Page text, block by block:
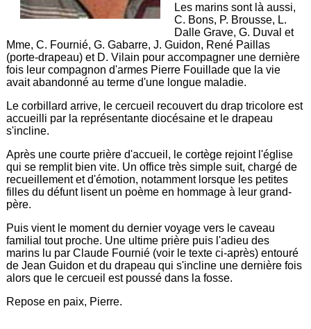
Les marins sont là aussi,
C. Bons, P. Brousse, L.
Dalle Grave, G. Duval et
Mme, C. Fournié, G. Gabarre, J. Guidon, René Paillas
(porte-drapeau) et D. Vilain pour accompagner une dernière
fois leur compagnon d'armes Pierre Fouillade que la vie
avait abandonné au terme d'une longue maladie.
Le corbillard arrive, le cercueil recouvert du drap tricolore est
accueilli par la représentante diocésaine et le drapeau
s'incline.
Après une courte prière d'accueil, le cortège rejoint l'église
qui se remplit bien vite. Un office très simple suit, chargé de
recueillement et d'émotion, notamment lorsque les petites
filles du défunt lisent un poème en hommage à leur grand-
père.
Puis vient le moment du dernier voyage vers le caveau
familial tout proche. Une ultime prière puis l'adieu des
marins lu par Claude Fournié (voir le texte ci-après) entouré
de Jean Guidon et du drapeau qui s'incline une dernière fois
alors que le cercueil est poussé dans la fosse.
Repose en paix, Pierre.